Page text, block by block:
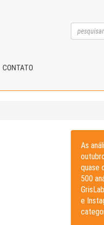
CONTATO
As
quase
500
e